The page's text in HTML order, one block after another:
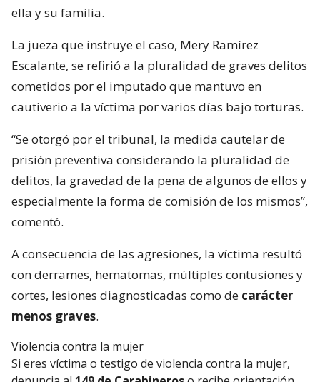
ella y su familia.
La jueza que instruye el caso, Mery Ramírez
Escalante, se refirió a la pluralidad de graves delitos
cometidos por el imputado que mantuvo en
cautiverio a la víctima por varios días bajo torturas.
“Se otorgó por el tribunal, la medida cautelar de
prisión preventiva considerando la pluralidad de
delitos, la gravedad de la pena de algunos de ellos y
especialmente la forma de comisión de los mismos”,
comentó.
A consecuencia de las agresiones, la víctima resultó
con derrames, hematomas, múltiples contusiones y
cortes, lesiones diagnosticadas como de carácter
menos graves.
Violencia contra la mujer
Si eres víctima o testigo de violencia contra la mujer,